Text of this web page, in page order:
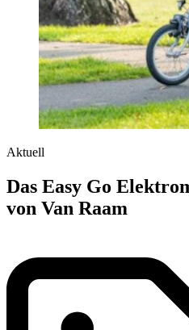
Aktuell
Das Easy Go
von Van Raam